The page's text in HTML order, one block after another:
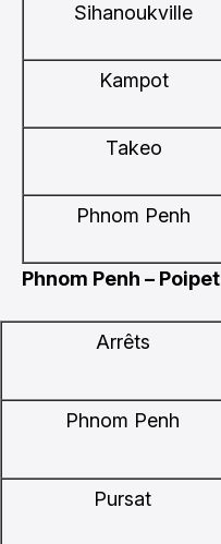
Sihanoukville
Kampot
Takeo
Phnom Penh
Phnom Penh – Poipet
Arrêts
Phnom Penh
Pursat